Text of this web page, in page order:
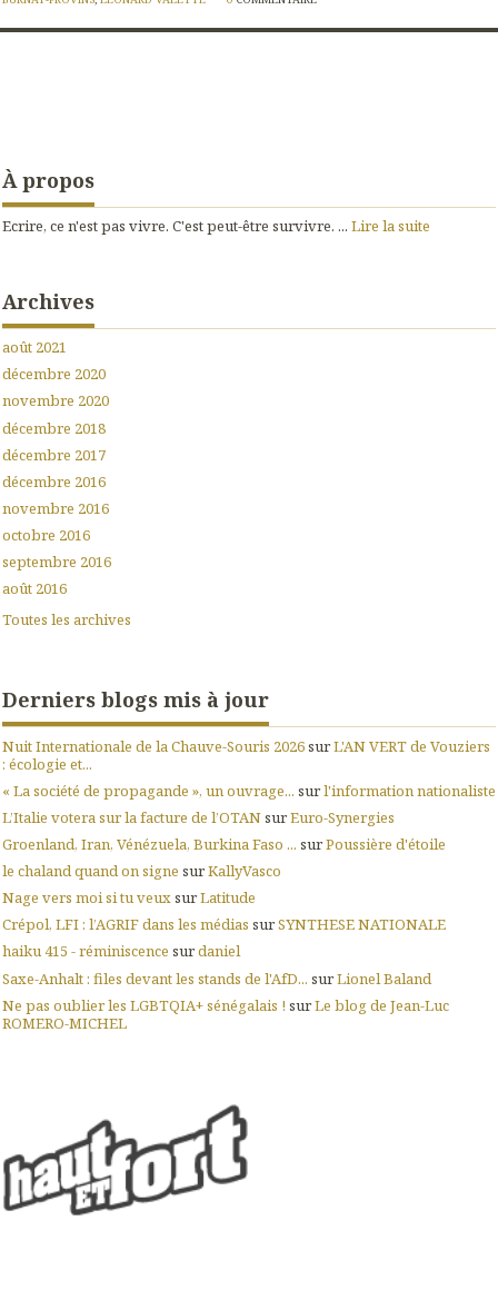
À propos
Ecrire, ce n'est pas vivre. C'est peut-être survivre. ... Lire la suite
Archives
août 2021
décembre 2020
novembre 2020
décembre 2018
décembre 2017
décembre 2016
novembre 2016
octobre 2016
septembre 2016
août 2016
Toutes les archives
Derniers blogs mis à jour
Nuit Internationale de la Chauve-Souris 2026surL'AN VERT de Vouziers
: écologie et...
« La société de propagande », un ouvrage... surl'information nationaliste
L’Italie votera sur la facture de l’OTANsurEuro-Synergies
Groenland, Iran, Vénézuela, Burkina Faso ... surPoussière d'étoile
le chaland quand on signe surKallyVasco
Nage vers moi si tu veuxsurLatitude
Crépol, LFI : l’AGRIF dans les médias surSYNTHESE NATIONALE
haiku 415 - réminiscence surdaniel
Saxe-Anhalt : files devant les stands de l'AfD... surLionel Baland
Ne pas oublier les LGBTQIA+ sénégalais ! surLe blog de Jean-Luc
ROMERO-MICHEL